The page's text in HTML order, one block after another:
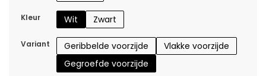
Kleur Wit Zwart
Variant Geribbelde voorzijde
Vlakke voorzijde
Gegroefde voorzijde